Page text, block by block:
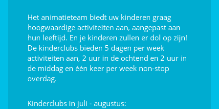
Biljarttafel
Het animatieteam biedt uw kinderen graag
hoogwaardige activiteiten aan, aangepast aan
hun leeftijd. En je kinderen zullen er dol op zijn!
De kinderclubs bieden 5 dagen per week
activiteiten aan, 2 uur in de ochtend en 2 uur in
de middag en één keer per week non-stop
overdag.
Kinderclubs in juli - augustus: